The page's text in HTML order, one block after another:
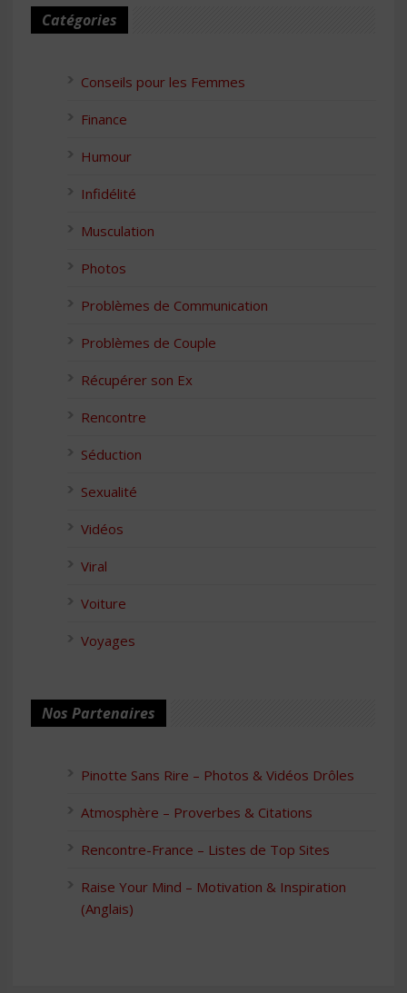
Catégories
Conseils pour les Femmes
Finance
Humour
Infidélité
Musculation
Photos
Problèmes de Communication
Problèmes de Couple
Récupérer son Ex
Rencontre
Séduction
Sexualité
Vidéos
Viral
Voiture
Voyages
Nos Partenaires
Pinotte Sans Rire – Photos & Vidéos Drôles
Atmosphère – Proverbes & Citations
Rencontre-France – Listes de Top Sites
Raise Your Mind – Motivation & Inspiration
(Anglais)